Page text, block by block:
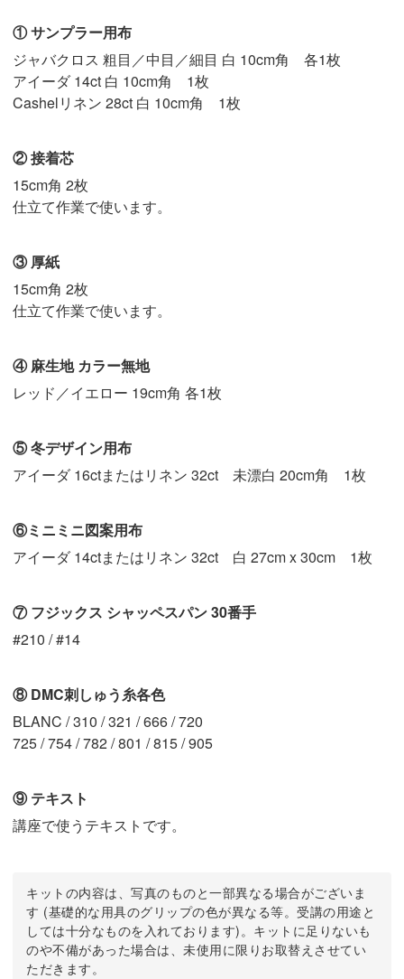
① サンプラー用布
ジャバクロス 粗目／中目／細目 白 10cm角 各1枚
アイーダ 14ct 白 10cm角 1枚
Cashelリネン 28ct 白 10cm角 1枚
② 接着芯
15cm角 2枚
仕立て作業で使います。
③ 厚紙
15cm角 2枚
仕立て作業で使います。
④ 麻生地 カラー無地
レッド／イエロー 19cm角 各1枚
⑤ 冬デザイン用布
アイーダ 16ctまたはリネン 32ct 未漂白 20cm角 1枚
⑥ミニミニ図案用布
アイーダ 14ctまたはリネン 32ct 白 27cm x 30cm 1枚
⑦ フジックス シャッペスパン 30番手
#210 / #14
⑧ DMC刺しゅう糸各色
BLANC / 310 / 321 / 666 / 720
725 / 754 / 782 / 801 / 815 / 905
⑨ テキスト
講座で使うテキストです。
キットの内容は、写真のものと一部異なる場合がございま
す (基礎的な用具のグリップの色が異なる等。受講の用途と
しては十分なものを入れております)。キットに足りないも
のや不備があった場合は、未使用に限りお取替えさせてい
ただきます。